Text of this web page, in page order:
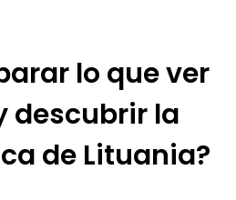
lo que ver
descubrir la
de Lituania?